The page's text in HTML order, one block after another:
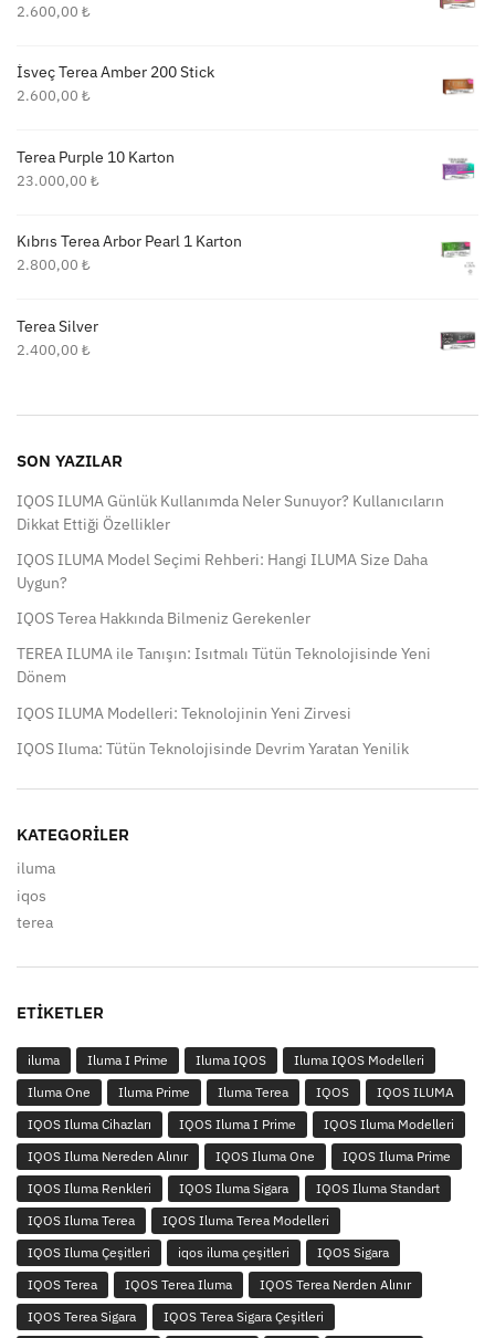
2.600,00 ₺
İsveç Terea Amber 200 Stick
2.600,00 ₺
Terea Purple 10 Karton
23.000,00 ₺
Kıbrıs Terea Arbor Pearl 1 Karton
2.800,00 ₺
Terea Silver
2.400,00 ₺
SON YAZILAR
IQOS ILUMA Günlük Kullanımda Neler Sunuyor? Kullanıcıların
Dikkat Ettiği Özellikler
IQOS ILUMA Model Seçimi Rehberi: Hangi ILUMA Size Daha
Uygun?
IQOS Terea Hakkında Bilmeniz Gerekenler
TEREA ILUMA ile Tanışın: Isıtmalı Tütün Teknolojisinde Yeni
Dönem
IQOS ILUMA Modelleri: Teknolojinin Yeni Zirvesi
IQOS Iluma: Tütün Teknolojisinde Devrim Yaratan Yenilik
KATEGORILER
iluma
iqos
terea
ETIKETLER
iluma Iluma I Prime Iluma IQOS
Iluma IQOS Modelleri
Iluma One
Iluma Prime Iluma Terea IQOS
IQOS ILUMA
IQOS Iluma Cihazları
IQOS Iluma I Prime
IQOS Iluma Modelleri
IQOS Iluma Nereden Alınır
IQOS Iluma One
IQOS Iluma Prime
IQOS Iluma Renkleri
IQOS Iluma Sigara
IQOS Iluma Standart
IQOS Iluma Terea
IQOS Iluma Terea Modelleri
IQOS Iluma Çeşitleri
iqos iluma çeşitleri
IQOS Sigara
IQOS Terea
IQOS Terea Iluma
IQOS Terea Nerden Alınır
IQOS Terea Sigara
IQOS Terea Sigara Çeşitleri